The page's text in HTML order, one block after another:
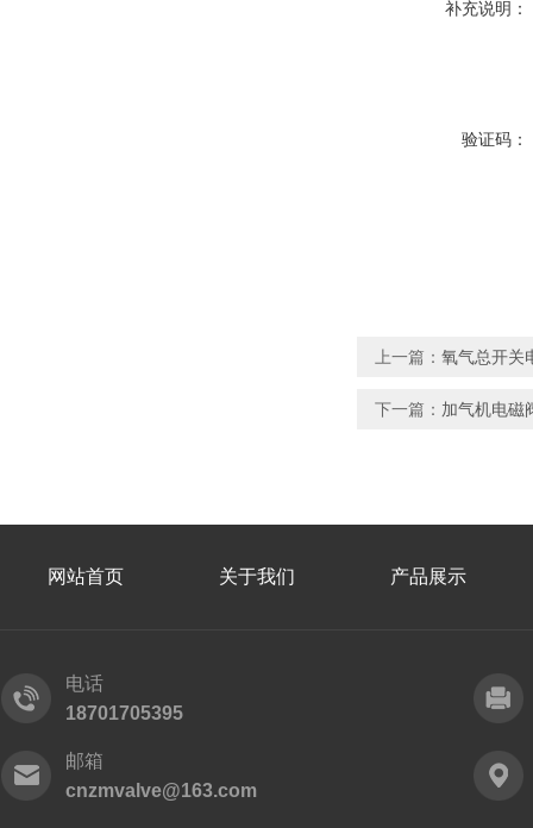
补充说明：
验证码：
上一篇： 氧气总开关
下一篇： 加气机电磁
网站首页 关于我们 产品展示
电话
18701705395
邮箱
cnzmvalve@163.com